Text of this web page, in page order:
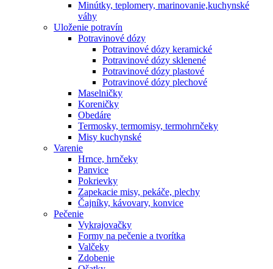
Minútky, teplomery, marinovanie,kuchynské
váhy
Uloženie potravín
Potravinové dózy
Potravinové dózy keramické
Potravinové dózy sklenené
Potravinové dózy plastové
Potravinové dózy plechové
Maselničky
Koreničky
Obedáre
Termosky, termomisy, termohrnčeky
Misy kuchynské
Varenie
Hrnce, hrnčeky
Panvice
Pokrievky
Zapekacie misy, pekáče, plechy
Čajníky, kávovary, konvice
Pečenie
Vykrajovačky
Formy na pečenie a tvorítka
Valčeky
Zdobenie